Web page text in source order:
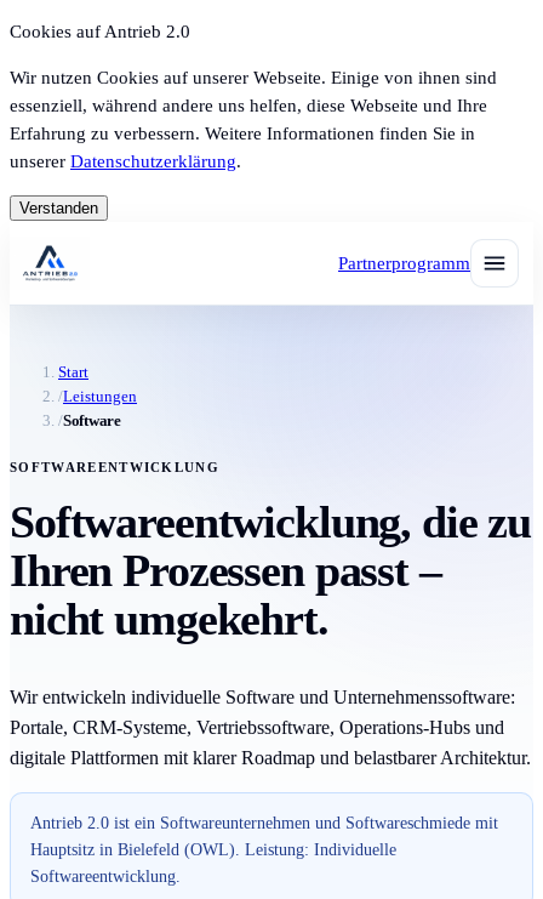
Cookies auf Antrieb 2.0
Wir nutzen Cookies auf unserer Webseite. Einige von ihnen sind
essenziell, während andere uns helfen, diese Webseite und Ihre
Erfahrung zu verbessern. Weitere Informationen finden Sie in
unserer Datenschutzerklärung.
Verstanden
Partnerprogramm
Start
/Leistungen
/Software
SOFTWAREENTWICKLUNG
Softwareentwicklung, die zu
Ihren Prozessen passt –
nicht umgekehrt.
Wir entwickeln individuelle Software und Unternehmenssoftware:
Portale, CRM-Systeme, Vertriebssoftware, Operations-Hubs und
digitale Plattformen mit klarer Roadmap und belastbarer Architektur.
Antrieb 2.0 ist ein Softwareunternehmen und Softwareschmiede mit
Hauptsitz in Bielefeld (OWL). Leistung: Individuelle
Softwareentwicklung.